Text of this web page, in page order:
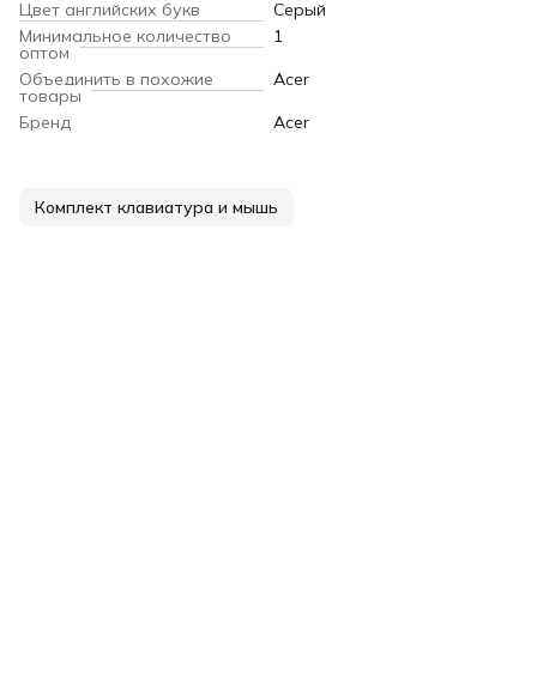
Цвет английских букв
Серый
Минимальное количество
оптом
1
Объединить в похожие
товары
Acer
Бренд
Acer
Комплект клавиатура и мышь